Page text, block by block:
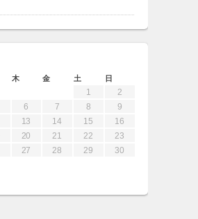
木 金 土 日
1
2
6 7 8
9
13 14 15
16
20 21 22
23
27 28 29
30